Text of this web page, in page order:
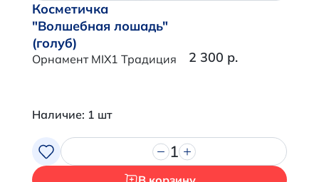
Косметичка
"Волшебная лошадь"
(голуб)
Орнамент MIX1 Традиция 2 300 р.
Наличие: 1 шт
1